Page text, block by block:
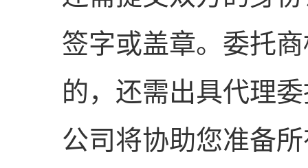
签字或盖章。委托
的，还需出具代理
公司将协助您准备